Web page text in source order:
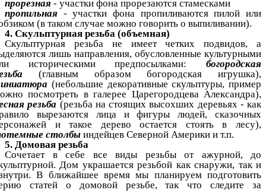
прорезная - участки фона прорезаются стамесками
пропильная - участки фона пропиливаются пилой или
(в таком случае можно говорить о выпиливании).
4. Скульптурная резьба (объемная)
Скульптурная резьба не имеет четких подвидов, а
лишь направления, обусловленные культурными
историческими предпосылками: богородская
(главным образом богородская игрушка),
(небольшие декоративные скульптуры, пример
посмотреть в галерее Царегородцева Александра),
резьба (резьба на стоящих высохших деревьях - как
вырезаются лица и фигуры людей, сказочных
и такое дерево остается стоять в лесу),
столбы индейцев Северной Америки и т.п.
5. Домовая резьба
Сочетает в себе все виды резьбы от ажурной, до
Дом украшается резьбой как снаружи, так и
В ближайшее время мы планируем подготовить
статей о домовой резьбе, так что следите за